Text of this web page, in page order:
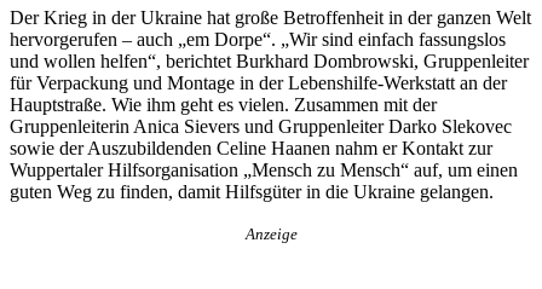
Der Krieg in der Ukra­ine hat große Betroffenheit in der ganzen Welt
hervorgerufen – auch „em Dorpe“. „Wir sind einfach fassungslos
und wollen helfen“, berichtet Burkhard Dombrowski, Gruppenleiter
für Verpackung und Montage in der Lebenshilfe-Werkstatt an der
Hauptstraße. Wie ihm geht es vielen. Zusammen mit der
Gruppenleiterin Anica Sievers und Gruppenleiter Darko Slekovec
sowie der Auszubildenden Celine Haanen nahm er Kontakt zur
Wuppertaler Hilfsorganisation „Mensch zu Mensch“ auf, um einen
guten Weg zu finden, damit Hilfsgüter in die Ukraine gelangen.
Anzeige